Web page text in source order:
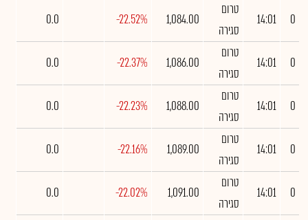
0
14:01
טרום
סגירה
1,084.00
-22.52%
0.0
0
14:01
טרום
סגירה
1,086.00
-22.37%
0.0
0
14:01
טרום
סגירה
1,088.00
-22.23%
0.0
0
14:01
טרום
סגירה
1,089.00
-22.16%
0.0
0
14:01
טרום
סגירה
1,091.00
-22.02%
0.0